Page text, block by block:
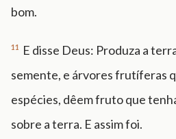
bom.
11
E disse Deus: Produza a
semente, e árvores frutíferas
espécies, dêem fruto que
sobre a terra. E assim foi.